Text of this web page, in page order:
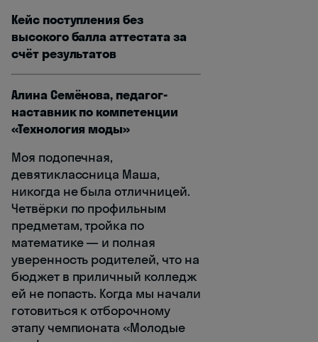
Кейс поступления без
высокого балла аттестата за
счёт результатов
Алина Семёнова, педагог-
наставник по компетенции
«Технология моды»
Моя подопечная,
девятиклассница Маша,
никогда не была отличницей.
Четвёрки по профильным
предметам, тройка по
математике — и полная
уверенность родителей, что на
бюджет в приличный колледж
ей не попасть. Когда мы начали
готовиться к отборочному
этапу чемпионата «Молодые